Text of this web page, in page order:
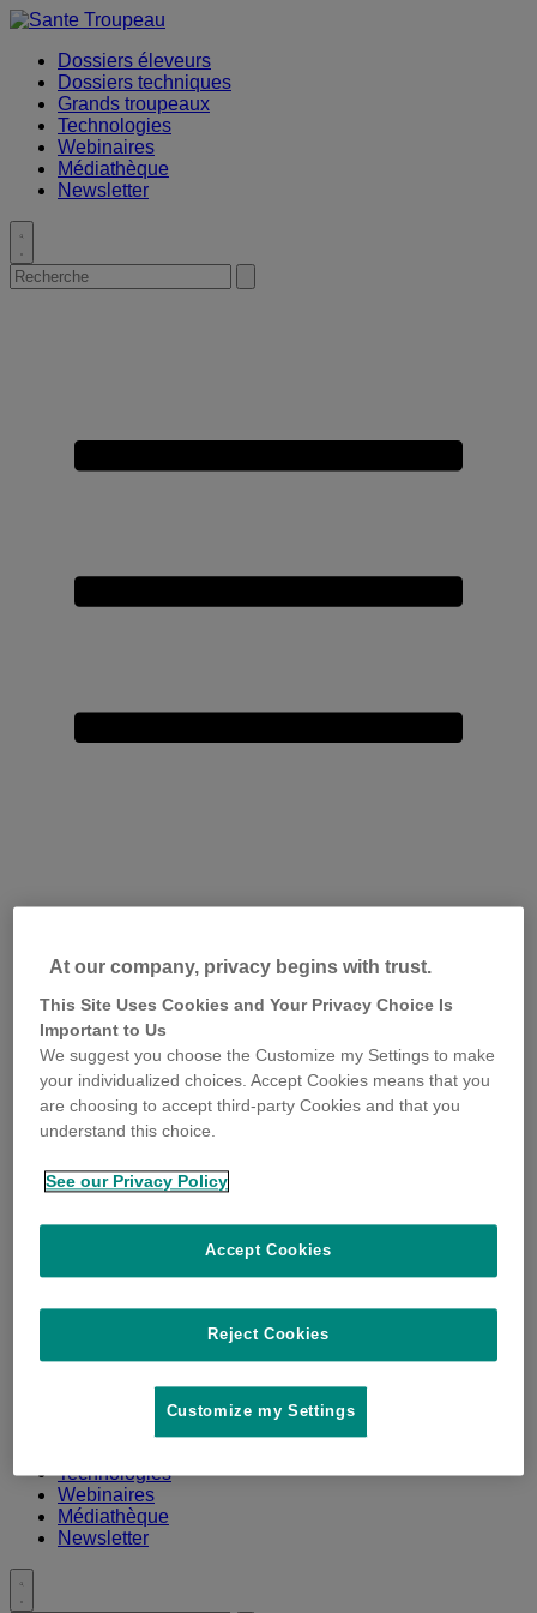
Placeholder
Skip
Content
Skip
FooterDossiers éleveurs
Dossiers techniques
Grands troupeaux
Technologies
Webinaires
Médiathèque
Newsletter
Toggle
search
Search
for:
search
Dossiers éleveurs
Technologies
Webinaires
Médiathèque
Newsletter
Toggle
search
At our company, privacy begins with trust.
This Site Uses Cookies and Your Privacy Choice Is
Important to Us
We suggest you choose the Customize my Settings to make
your individualized choices. Accept Cookies means that you
are choosing to accept third-party Cookies and that you
understand this choice.
See our Privacy Policy
Reject Cookies
Accept Cookies
Customize my Settings